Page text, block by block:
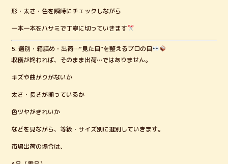
形・太さ・色を瞬時にチェックしながら
一本一本をハサミで丁寧に切っていきます
5. 選別・箱詰め・出荷…“見た目”を整えるプロの目
収穫が終われば、そのまま出荷…ではありません。
キズや曲がりがないか
太さ・長さが揃っているか
色ツヤがきれいか
などを見ながら、等級・サイズ別に選別していきます。
市場出荷の場合は、